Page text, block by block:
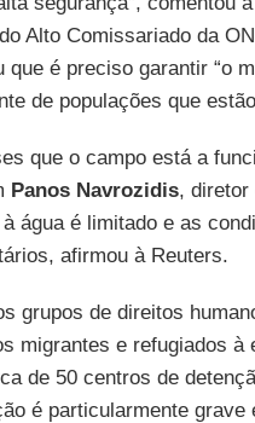
Alto Comissariado da
que é preciso garantir “o
de populações que
que o campo está a
Panos Navrozidis, diretor
água é limitado e as
afirmou à Reuters.
grupos de direitos
migrantes e refugiados à
de 50 centros de
é particularmente grave